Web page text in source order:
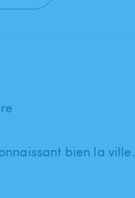
bien la ville.